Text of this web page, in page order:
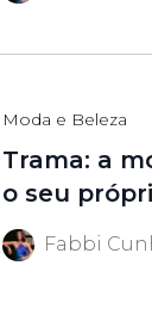
Moda e Beleza
Trama: a
o seu
Fabbi